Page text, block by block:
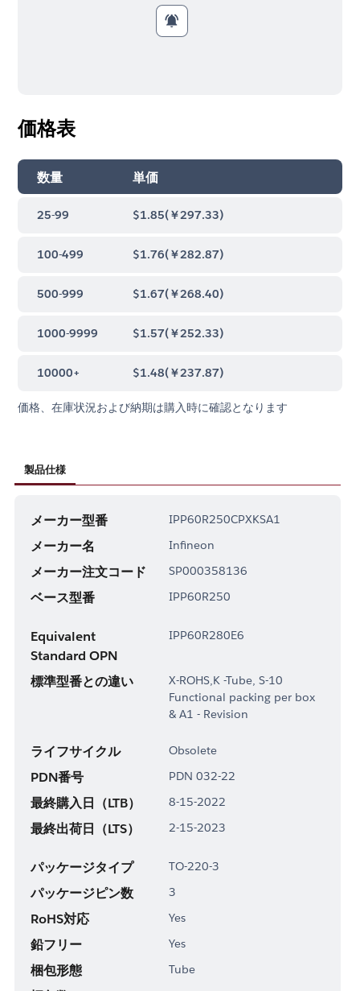
価格表
数量 単価
25-99 $1.85(￥297.33)
100-499 $1.76(￥282.87)
500-999 $1.67(￥268.40)
1000-9999 $1.57(￥252.33)
10000+ $1.48(￥237.87)
価格、在庫状況および納期は購入時に確認となります
製品仕様
メーカー型番 IPP60R250CPXKSA1
メーカー名 Infineon
メーカー注文コード SP000358136
ベース型番 IPP60R250
Equivalent
Standard OPN
IPP60R280E6
標準型番との違い
X-ROHS,K -Tube, S-10
Functional packing per box
& A1 - Revision
ライフサイクル Obsolete
PDN番号 PDN 032-22
最終購入日（LTB） 8-15-2022
最終出荷日（LTS） 2-15-2023
パッケージタイプ TO-220-3
パッケージピン数 3
RoHS対応 Yes
鉛フリー Yes
梱包形態 Tube